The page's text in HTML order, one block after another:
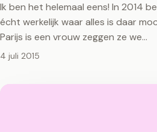
Ik ben het helemaal eens! In 2014
écht werkelijk waar alles is daar
Parijs is een vrouw zeggen ze we…
4 juli 2015